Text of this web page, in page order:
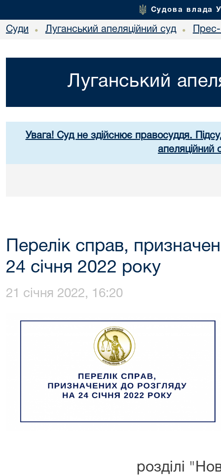
Судова влада
Суди • Луганський апеляційний суд •
Луганський
Увага! Суд не здійснює правосуддя.
апеляційний
Перелік справ,
24 січня 2022 року
21 січня 2022, 16:20
розділі